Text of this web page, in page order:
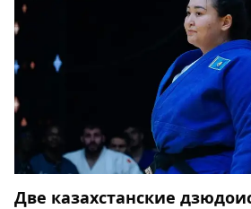
Две казахстанские